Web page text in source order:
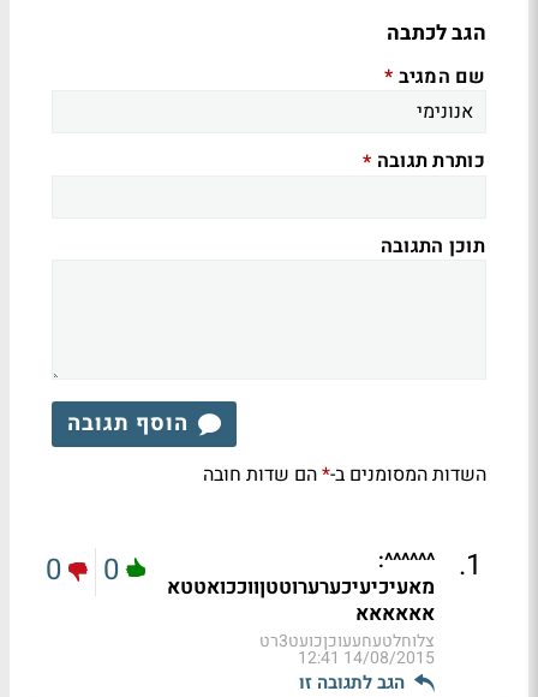
הגב לכתבה
שם המגיב *
כותרת תגובה *
תוכן התגובה
הוסף תגובה
השדות המסומנים ב-*הם שדות חובה
1
.
^^^^^^:
מאעיכיעיכערערוטטןווככואטטא
אאאאאא
צלוחלטעחעעוכןכועט3רט
14/08/2015 12:41
הגב לתגובה זו
0
0